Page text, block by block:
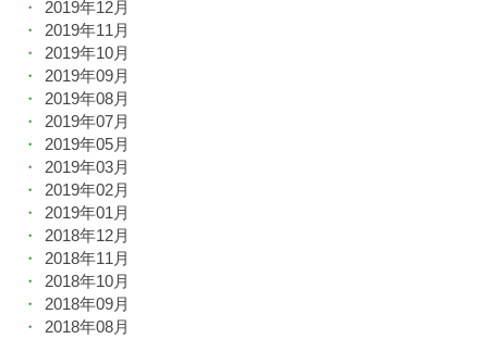
2019年12月
2019年11月
2019年10月
2019年09月
2019年08月
2019年07月
2019年05月
2019年03月
2019年02月
2019年01月
2018年12月
2018年11月
2018年10月
2018年09月
2018年08月